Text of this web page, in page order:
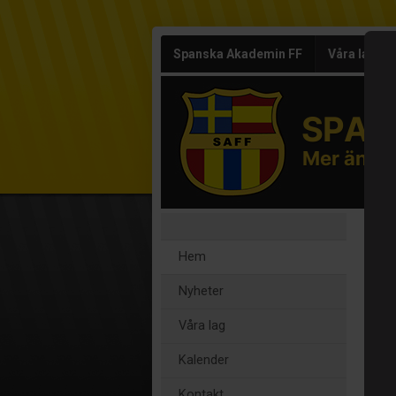
Spanska Akademin FF Våra lag
Mer än
Hem
Nyheter
Våra lag
Kalender